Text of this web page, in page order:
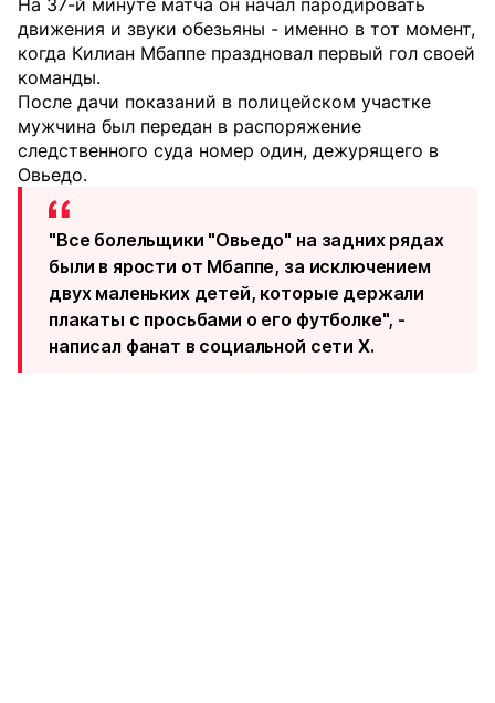
движения и звуки обезьяны - именно в тот момент,
когда Килиан Мбаппе праздновал первый гол своей
команды.
После дачи показаний в полицейском участке
мужчина был передан в распоряжение
следственного суда номер один, дежурящего в
Овьедо.
"Все болельщики "Овьедо" на задних рядах
были в ярости от Мбаппе, за исключением
двух маленьких детей, которые держали
плакаты с просьбами о его футболке", -
написал фанат в социальной сети X.